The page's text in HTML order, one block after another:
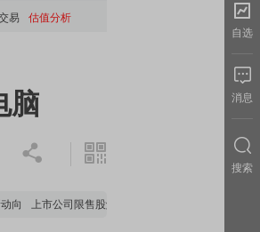
易 估值分析
脑
上市公司限售股解禁一览
自选
消息
搜索